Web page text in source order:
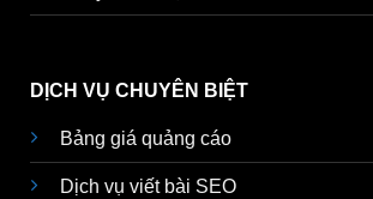
DỊCH VỤ CHUYÊN BIỆT
Bảng giá quảng cáo
Dịch vụ viết bài SEO